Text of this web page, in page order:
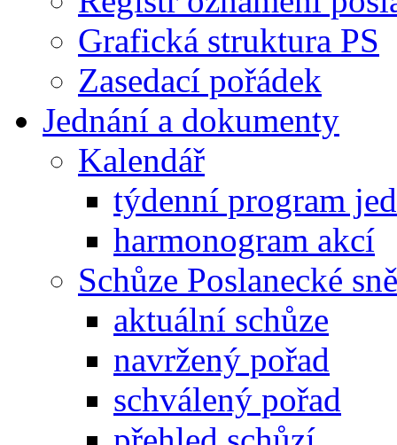
Grafická struktura PS
Zasedací pořádek
Jednání a dokumenty
Kalendář
týdenní program
harmonogram akcí
Schůze Poslanecké
aktuální schůze
navržený pořad
schválený pořad